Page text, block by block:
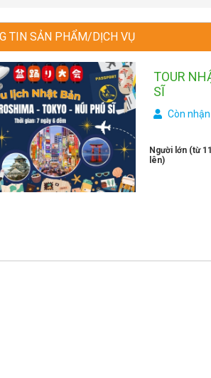
TIN SẢN PHẨM/DỊCH VỤ
TOUR
SĨ
Còn
Người lớn (từ
lên)